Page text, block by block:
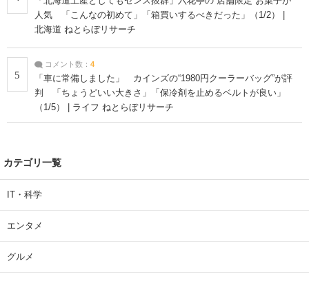
人気 「こんなの初めて」「箱買いするべきだった」（1/2） |
北海道 ねとらぼリサーチ
5
コメント数： 4
「車に常備しました」 カインズの“1980円クーラーバッグ”が評
判 「ちょうどいい大きさ」「保冷剤を止めるベルトが良い」
（1/5） | ライフ ねとらぼリサーチ
カテゴリ一覧
IT・科学
エンタメ
グルメ